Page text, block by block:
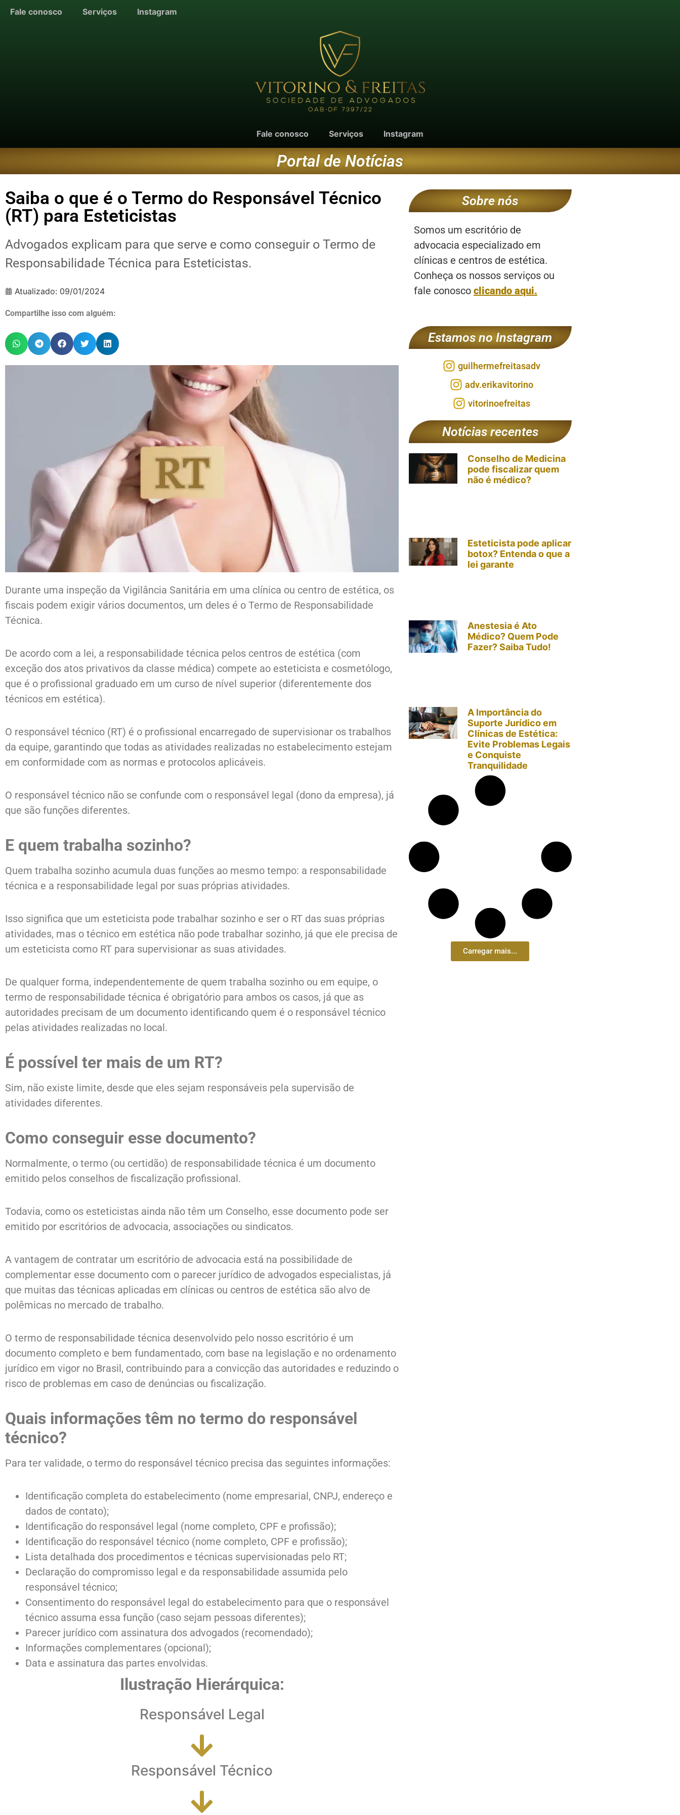
Fale conosco Serviços Instagram
Fale conosco Serviços Instagram
Portal de Notícias
Saiba o que é o Termo do Responsável Técnico
(RT) para Esteticistas
Advogados explicam para que serve e como conseguir o Termo de
Responsabilidade Técnica para Esteticistas.
Atualizado: 09/01/2024
Compartilhe isso com alguém:
Durante uma inspeção da Vigilância Sanitária em uma clínica ou centro de estética, os
fiscais podem exigir vários documentos, um deles é o Termo de Responsabilidade
Técnica.
De acordo com a lei, a responsabilidade técnica pelos centros de estética (com
exceção dos atos privativos da classe médica) compete ao esteticista e cosmetólogo,
que é o profissional graduado em um curso de nível superior (diferentemente dos
técnicos em estética).
O responsável técnico (RT) é o profissional encarregado de supervisionar os trabalhos
da equipe, garantindo que todas as atividades realizadas no estabelecimento estejam
em conformidade com as normas e protocolos aplicáveis.
O responsável técnico não se confunde com o responsável legal (dono da empresa), já
que são funções diferentes.
E quem trabalha sozinho?
Quem trabalha sozinho acumula duas funções ao mesmo tempo: a responsabilidade
técnica e a responsabilidade legal por suas próprias atividades.
Isso significa que um esteticista pode trabalhar sozinho e ser o RT das suas próprias
atividades, mas o técnico em estética não pode trabalhar sozinho, já que ele precisa de
um esteticista como RT para supervisionar as suas atividades.
De qualquer forma, independentemente de quem trabalha sozinho ou em equipe, o
termo de responsabilidade técnica é obrigatório para ambos os casos, já que as
autoridades precisam de um documento identificando quem é o responsável técnico
pelas atividades realizadas no local.
É possível ter mais de um RT?
Sim, não existe limite, desde que eles sejam responsáveis pela supervisão de
atividades diferentes.
Como conseguir esse documento?
Normalmente, o termo (ou certidão) de responsabilidade técnica é um documento
emitido pelos conselhos de fiscalização profissional.
Todavia, como os esteticistas ainda não têm um Conselho, esse documento pode ser
emitido por escritórios de advocacia, associações ou sindicatos.
A vantagem de contratar um escritório de advocacia está na possibilidade de
complementar esse documento com o parecer jurídico de advogados especialistas, já
que muitas das técnicas aplicadas em clínicas ou centros de estética são alvo de
polêmicas no mercado de trabalho.
O termo de responsabilidade técnica desenvolvido pelo nosso escritório é um
documento completo e bem fundamentado, com base na legislação e no ordenamento
jurídico em vigor no Brasil, contribuindo para a convicção das autoridades e reduzindo o
risco de problemas em caso de denúncias ou fiscalização.
Quais informações têm no termo do responsável
técnico?
Para ter validade, o termo do responsável técnico precisa das seguintes informações:
Identificação completa do estabelecimento (nome empresarial, CNPJ, endereço e
dados de contato);
Identificação do responsável legal (nome completo, CPF e profissão);
Identificação do responsável técnico (nome completo, CPF e profissão);
Lista detalhada dos procedimentos e técnicas supervisionadas pelo RT;
Declaração do compromisso legal e da responsabilidade assumida pelo
responsável técnico;
Consentimento do responsável legal do estabelecimento para que o responsável
técnico assuma essa função (caso sejam pessoas diferentes);
Parecer jurídico com assinatura dos advogados (recomendado);
Informações complementares (opcional);
Data e assinatura das partes envolvidas.
Ilustração Hierárquica:
Responsável Legal
Responsável Técnico
Sobre nós
Somos um escritório de
advocacia especializado em
clínicas e centros de estética.
Conheça os nossos serviços ou
fale conosco clicando aqui.
Estamos no Instagram
guilhermefreitasadv
adv.erikavitorino
vitorinoefreitas
Notícias recentes
Conselho de Medicina
pode fiscalizar quem
não é médico?
Esteticista pode aplicar
botox? Entenda o que a
lei garante
Anestesia é Ato
Médico? Quem Pode
Fazer? Saiba Tudo!
A Importância do
Suporte Jurídico em
Clínicas de Estética:
Evite Problemas Legais
e Conquiste
Tranquilidade
Carregar mais...